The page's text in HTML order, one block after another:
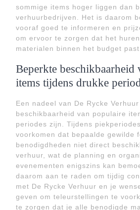
sommige items hoger liggen dan
verhuurbedrijven. Het is daarom
vooraf goed te informeren en
om ervoor te zorgen dat het
materialen binnen het budget past.
Beperkte beschikbaarheid
items tijdens drukke
Een nadeel van De Rycke
beschikbaarheid van populaire
periodes zijn. Tijdens
voorkomen dat bepaalde gewilde
benodigdheden niet direct
verhuur, wat de planning en
evenementen enigszins kan
daarom aan te raden om tijdig
met De Rycke Verhuur en je
geven om teleurstellingen te
te zorgen dat je alle benodigde